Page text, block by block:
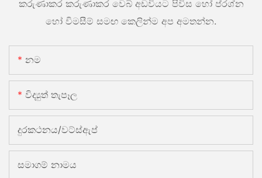
කරුණාකර කරුණාකර වෙබ් අඩවියට පිවිස හෝ ප්රශ්න
හෝ විමසීම් සමඟ කෙලින්ම අප අමතන්න.
නම
විද්‍යුත් තැපෑල
දුරකථනය/වට්ස්ඇප්
සමාගම් නාමය